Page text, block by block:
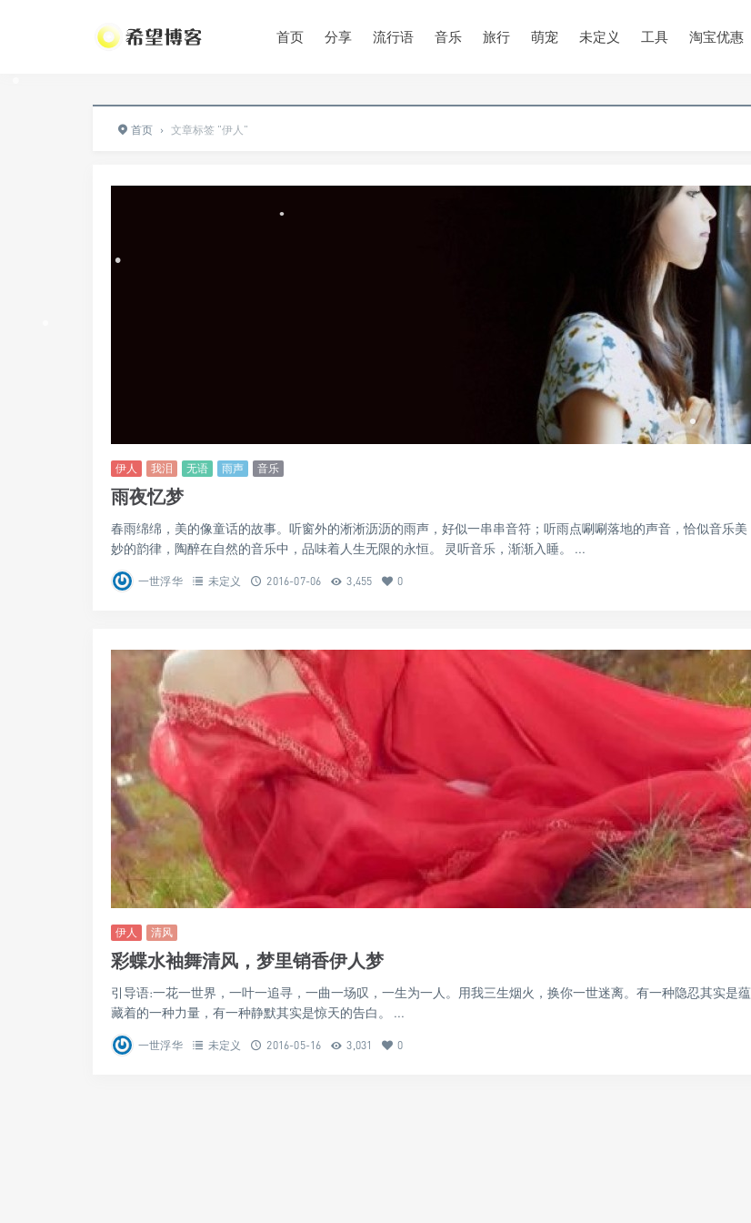
首页 分享 流行语 音乐 旅行 萌宠 未定义 工具 淘宝优惠
首页 › 文章标签 "伊人"
伊人 我泪 无语 雨声 音乐
雨夜忆梦
春雨绵绵，美的像童话的故事。听窗外的淅淅沥沥的雨声，好似一串串音符；听雨点唰唰落地的声音，恰似音乐美
妙的韵律，陶醉在自然的音乐中，品味着人生无限的永恒。 灵听音乐，渐渐入睡。 ...
一世浮华 未定义 2016-07-06 3,455 0
伊人 清风
彩蝶水袖舞清风，梦里销香伊人梦
引导语:一花一世界，一叶一追寻，一曲一场叹，一生为一人。用我三生烟火，换你一世迷离。有一种隐忍其实是蕴
藏着的一种力量，有一种静默其实是惊天的告白。 ...
一世浮华 未定义 2016-05-16 3,031 0